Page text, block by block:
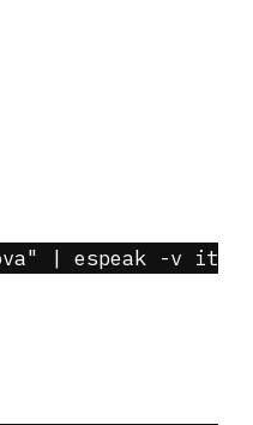
| espeak -v it